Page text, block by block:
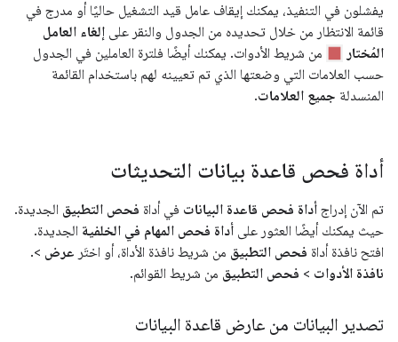
يفشلون في التنفيذ، يمكنك إيقاف عامل قيد التشغيل حاليًا أو مدرج في
قائمة الانتظار من خلال تحديده من الجدول والنقر على إلغاء العامل
المُختار
من شريط الأدوات. يمكنك أيضًا فلترة العاملين في الجدول
حسب العلامات التي وضعتها الذي تم تعيينه لهم باستخدام القائمة
المنسدلة جميع العلامات.
أداة فحص قاعدة بيانات التحديثات
تم الآن إدراج أداة فحص قاعدة البيانات في أداة فحص التطبيق الجديدة.
حيث يمكنك أيضًا العثور على أداة فحص المهام في الخلفية الجديدة.
افتح نافذة أداة فحص التطبيق من شريط نافذة الأداة، أو اختَر عرض >.
نافذة الأدوات > فحص التطبيق من شريط القوائم.
تصدير البيانات من عارض قاعدة البيانات